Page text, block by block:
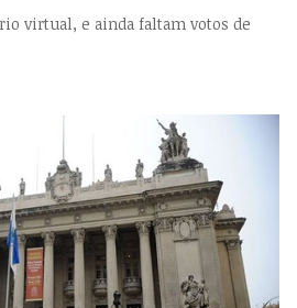
virtual, e ainda faltam votos de